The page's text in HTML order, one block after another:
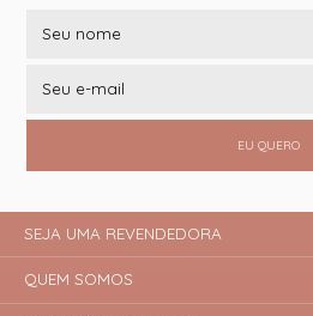
EU QUERO
SEJA UMA REVENDEDORA
QUEM SOMOS